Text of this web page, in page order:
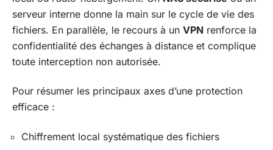
serveur interne donne la main sur le cycle de vie des
fichiers. En parallèle, le recours à un VPN renforce la
confidentialité des échanges à distance et complique
toute interception non autorisée.
Pour résumer les principaux axes d’une protection
efficace :
Chiffrement local systématique des fichiers